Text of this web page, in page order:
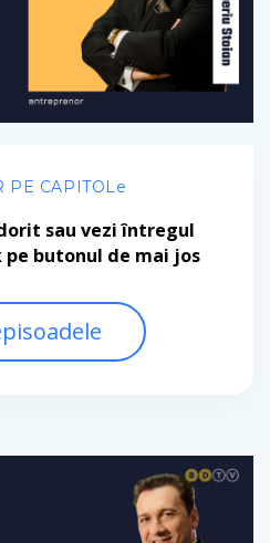
PE CAPITOLe
sau vezi întregul
butonul de mai jos